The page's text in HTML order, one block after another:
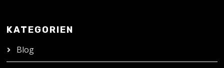
KATEGORIEN
Blog